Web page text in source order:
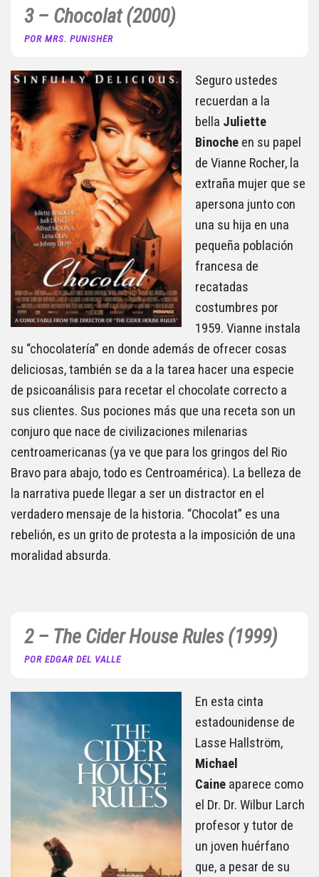
3 – Chocolat (2000)
POR MRS. PUNISHER
Seguro ustedes
recuerdan a la
bella Juliette
Binocheen su papel
de Vianne Rocher, la
extraña mujer que se
apersona junto con
una su hija en una
pequeña población
francesa de
recatadas
costumbres por
1959. Vianne instala
su “chocolatería” en donde además de ofrecer cosas
deliciosas, también se da a la tarea hacer una especie
de psicoanálisis para recetar el chocolate correcto a
sus clientes. Sus pociones más que una receta son un
conjuro que nace de civilizaciones milenarias
centroamericanas (ya ve que para los gringos del Rio
Bravo para abajo, todo es Centroamérica). La belleza de
la narrativa puede llegar a ser un distractor en el
verdadero mensaje de la historia. “Chocolat” es una
rebelión, es un grito de protesta a la imposición de una
moralidad absurda.
2 – The Cider House Rules (1999)
POR EDGAR DEL VALLE
En esta cinta
estadounidense de
Lasse Hallström,
Michael
Caineaparece como
el Dr. Dr. Wilbur Larch
profesor y tutor de
un joven huérfano
que, a pesar de su